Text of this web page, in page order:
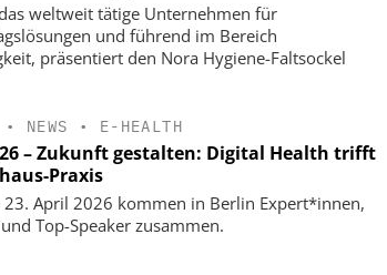
weltweit tätige Unternehmen für
und führend im Bereich
präsentiert den Nora Hygiene-Faltsockel
• NEWS • E-HEALTH
– Zukunft gestalten: Digital Health trifft
Praxis
23. April 2026 kommen in Berlin Expert*innen,
Top-Speaker zusammen.